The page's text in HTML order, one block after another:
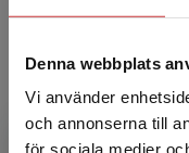
Denna webbplats
Vi använder
och annonserna till
för sociala medier
Olav Schewe